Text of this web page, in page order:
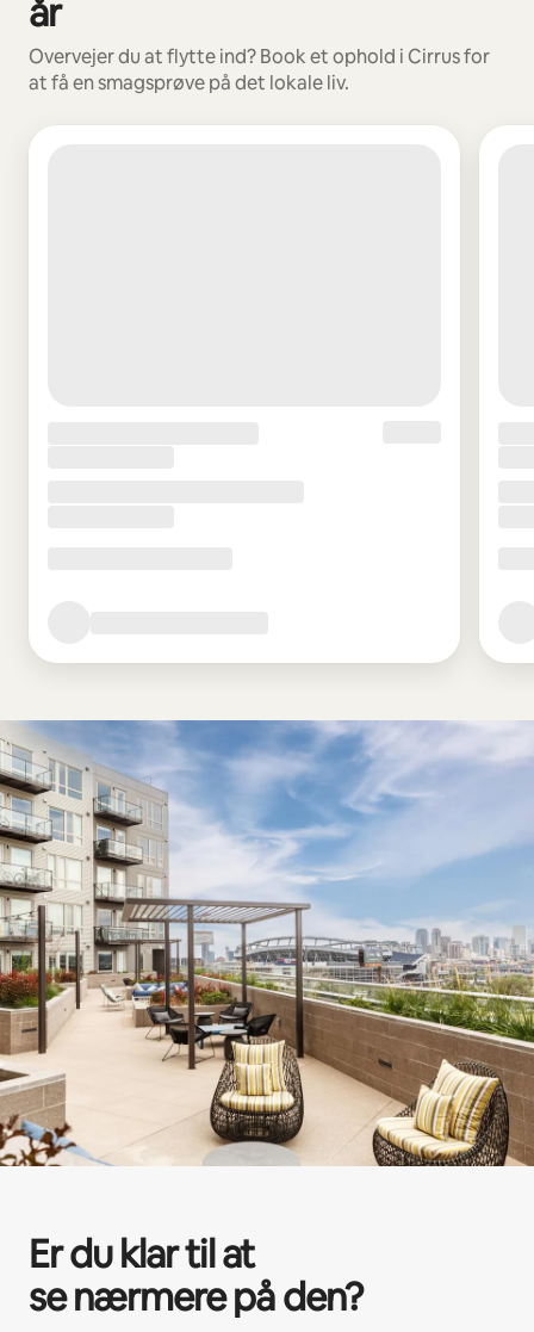
år
Overvejer du at flytte ind? Book et ophold i Cirrus for
at få en smagsprøve på det lokale liv.
Er du klar til at
se nærmere på den?